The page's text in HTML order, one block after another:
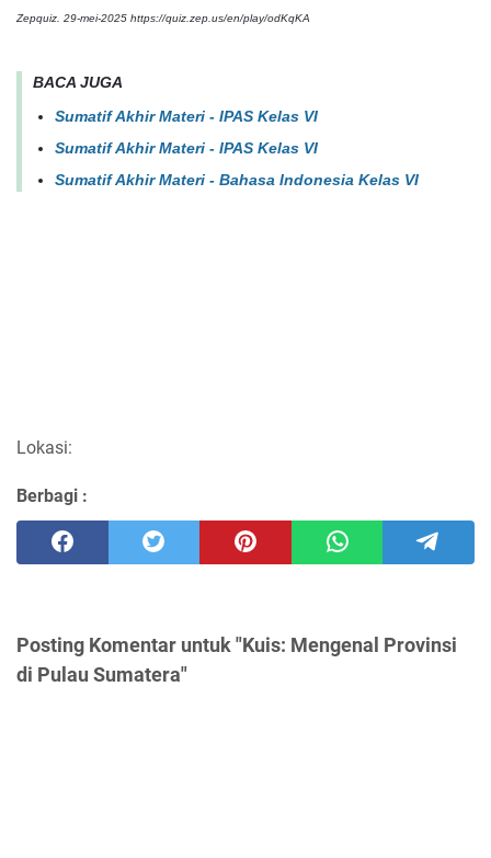
Zepquiz. 29-mei-2025 https://quiz.zep.us/en/play/odKqKA
BACA JUGA
Sumatif Akhir Materi - IPAS Kelas VI
Sumatif Akhir Materi - IPAS Kelas VI
Sumatif Akhir Materi - Bahasa Indonesia Kelas VI
Lokasi:
Berbagi :
Posting Komentar untuk "Kuis: Mengenal Provinsi
di Pulau Sumatera"